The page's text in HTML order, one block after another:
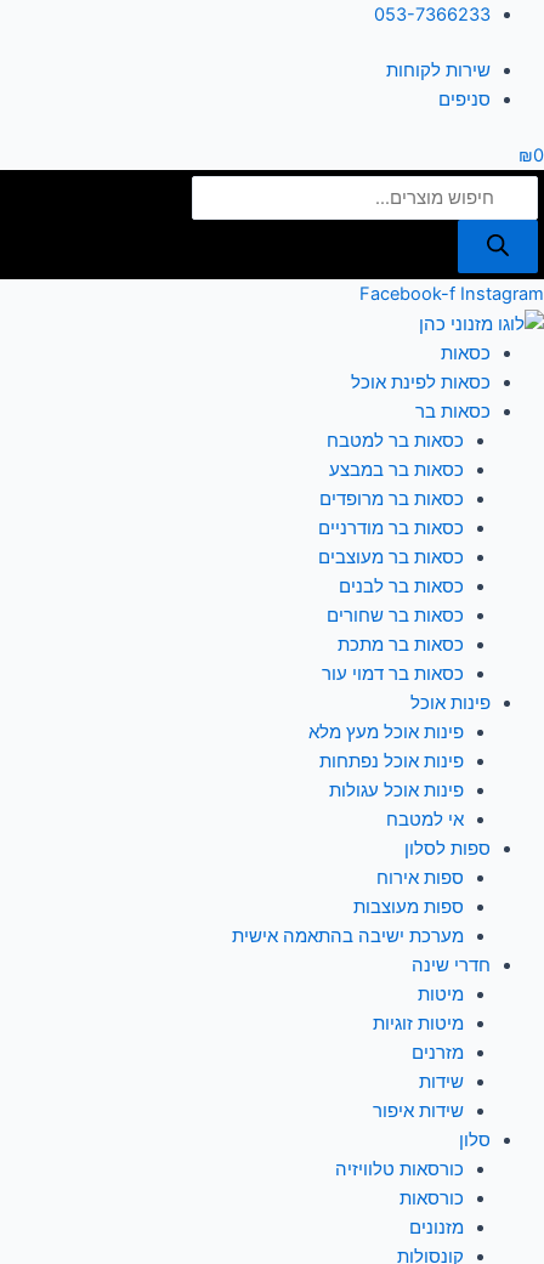
דילוג
053-7366233
שירות לקוחות
סניפים
₪0
Products
Facebook-f Instagram
כסאות
כסאות לפינת אוכל
כסאות בר
כסאות בר למטבח
כסאות בר במבצע
כסאות בר מרופדים
כסאות בר מודרניים
כסאות בר מעוצבים
כסאות בר לבנים
כסאות בר שחורים
כסאות בר מתכת
כסאות בר דמוי עור
פינות אוכל
פינות אוכל מעץ מלא
פינות אוכל נפתחות
פינות אוכל עגולות
אי למטבח
ספות לסלון
ספות אירוח
ספות מעוצבות
מערכת ישיבה בהתאמה אישית
חדרי שינה
מיטות
מיטות זוגיות
מזרנים
שידות
שידות איפור
סלון
כורסאות טלוויזיה
כורסאות
מזנונים
קונסולות